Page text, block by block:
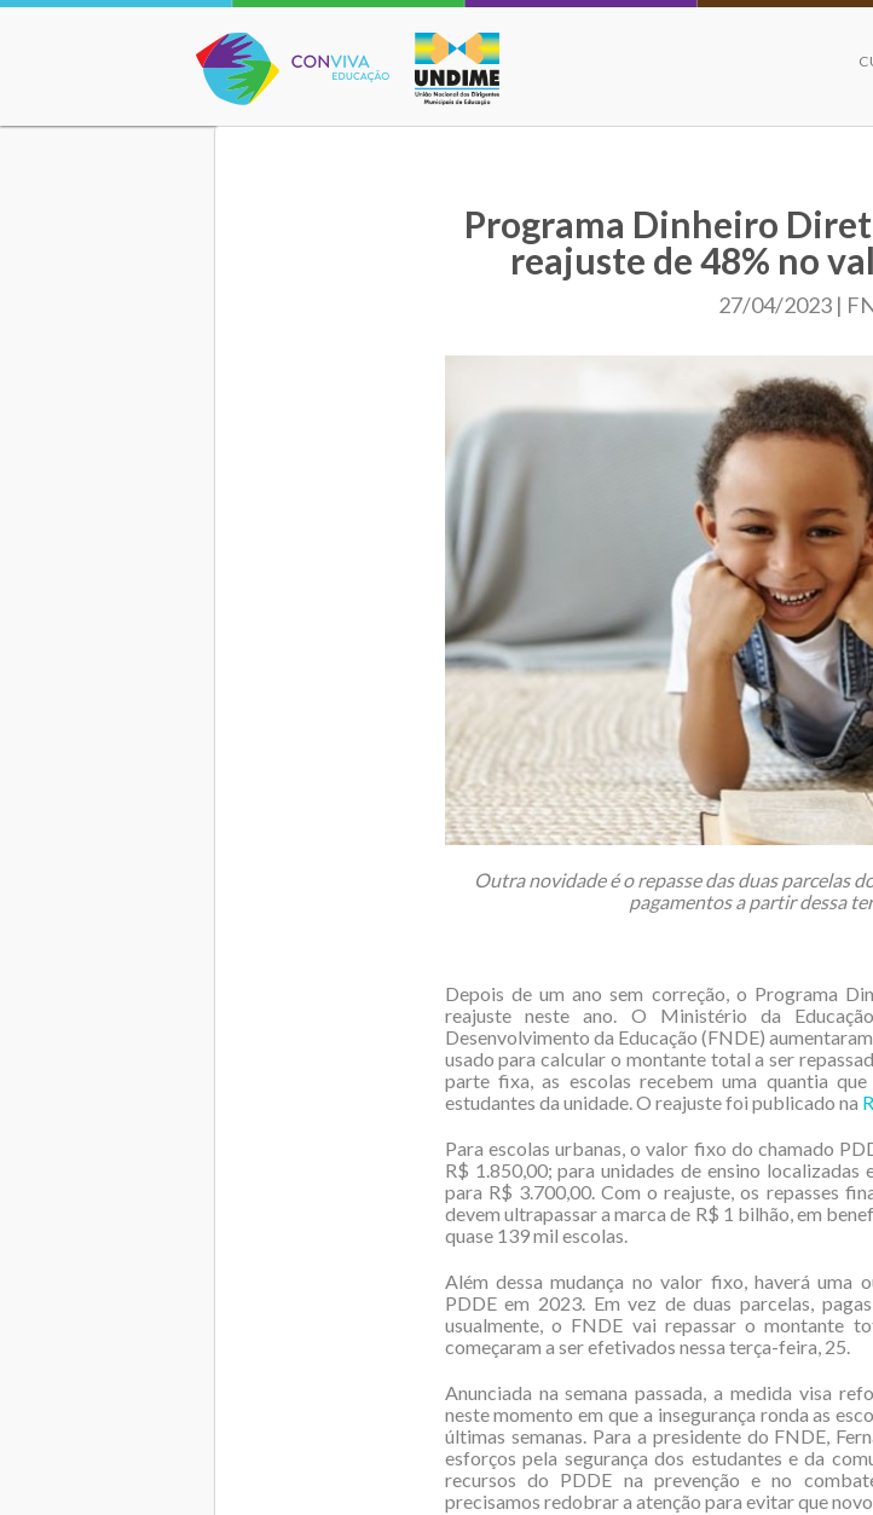
Conviva Educação
Programa Dinheiro
reajuste de 48% no
27/04/2023 |
Outra novidade é o repasse das duas parcelas
pagamentos a partir dessa
Depois de um ano sem correção, o Programa
reajuste neste ano. O Ministério da
Desenvolvimento da Educação (FNDE)
usado para calcular o montante total a ser
parte fixa, as escolas recebem uma quantia
estudantes da unidade. O reajuste foi publicado na
Para escolas urbanas, o valor fixo do chamado
R$ 1.850,00; para unidades de ensino localizadas
para R$ 3.700,00. Com o reajuste, os repasses
devem ultrapassar a marca de R$ 1 bilhão, em
quase 139 mil escolas.
Além dessa mudança no valor fixo, haverá uma
PDDE em 2023. Em vez de duas parcelas,
usualmente, o FNDE vai repassar o montante
começaram a ser efetivados nessa terça-feira, 25.
Anunciada na semana passada, a medida visa
neste momento em que a insegurança ronda as
últimas semanas. Para a presidente do FNDE,
esforços pela segurança dos estudantes e da
recursos do PDDE na prevenção e no
precisamos redobrar a atenção para evitar que